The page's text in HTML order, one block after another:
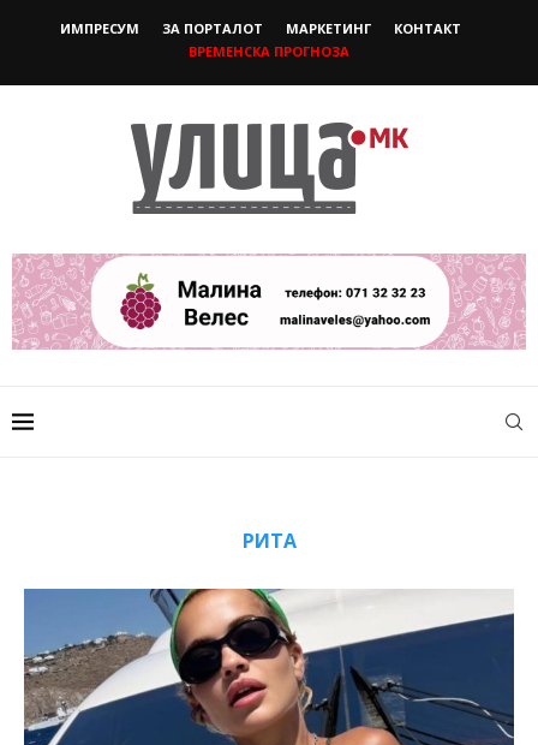
ИМПРЕСУМ ЗА ПОРТАЛОТ МАРКЕТИНГ
КОНТАКТ
ВРЕМЕНСКА ПРОГНОЗА
РИТА